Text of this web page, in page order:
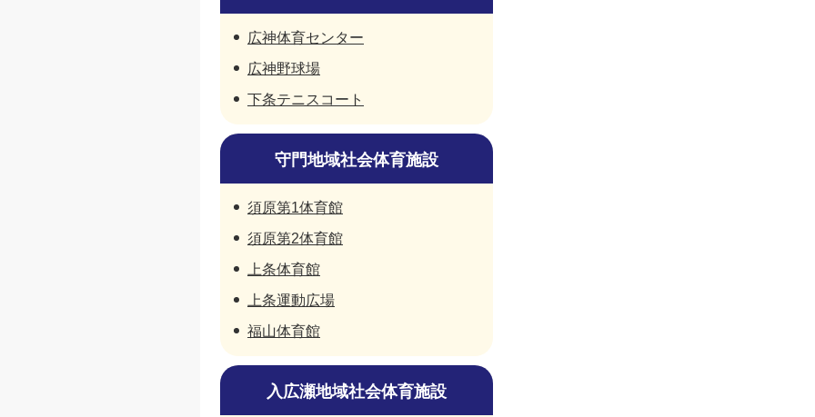
広神体育センター
広神野球場
下条テニスコート
守門地域社会体育施設
須原第1体育館
須原第2体育館
上条体育館
上条運動広場
福山体育館
入広瀬地域社会体育施設